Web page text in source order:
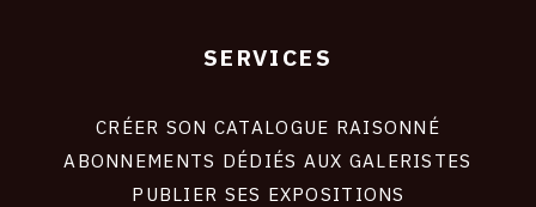
SERVICES
CRÉER SON CATALOGUE RAISONNÉ
ABONNEMENTS DÉDIÉS AUX GALERISTES
PUBLIER SES EXPOSITIONS